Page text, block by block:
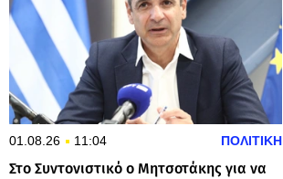
01.08.26 11:04 ΠΟΛΙΤΙΚΗ
Στο Συντονιστικό ο Μητσοτάκης για να